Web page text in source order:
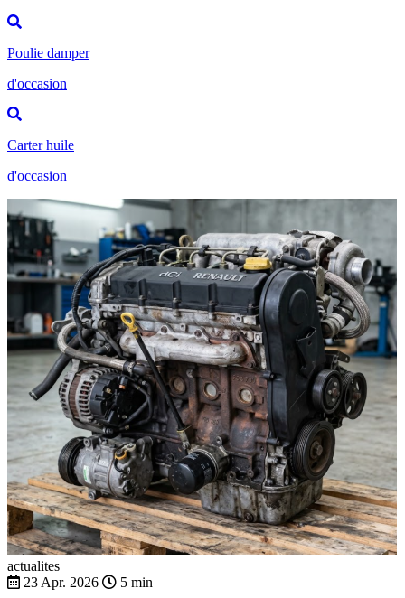
Poulie damper
d'occasion
Carter huile
d'occasion
actualites
23 Apr. 2026
5 min